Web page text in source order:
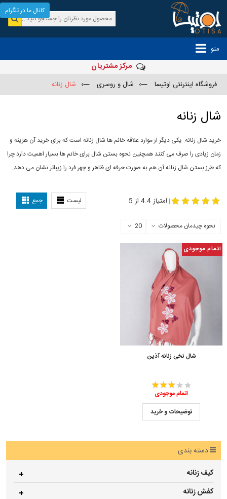
منو
مرکز مشتریان
فروشگاه اینترنتی اوتیسا —› شال و روسری —› شال زنانه
شال زنانه
خرید شال زنانه. یکی دیگر از موارد علاقه خانم ها شال زنانه است که برای خرید آن هزینه و
زمان زیادی را صرف می کنند همچنین نحوه بستن شال برای خانم ها بسیار اهمیت دارد چرا
که طرز بستن شال زنانه آن هم به صورت حرفه ای ظاهر و چهر فرد را زیباتر نشان می دهد.
لیست جمع | امتیاز 4.4 از 5
نحوه چیدمان محصولات 20
اتمام موجودی
شال نخی زنانه آذین
اتمام موجودی
توضیحات و خرید
دسته بندی
کیف زنانه
کفش زنانه
کانال ما در تلگرام